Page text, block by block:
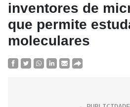
inventores de
que permite
moleculares